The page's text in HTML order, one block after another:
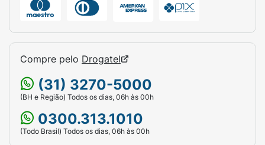
Compre pelo Drogatel
(31) 3270-5000
(BH e Região) Todos os dias, 06h às 00h
0300.313.1010
(Todo Brasil) Todos os dias, 06h às 00h